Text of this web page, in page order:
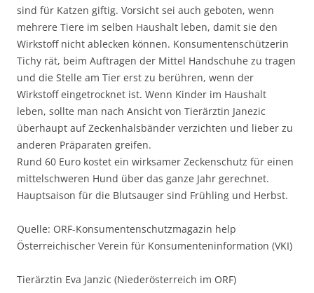
sind für Katzen giftig. Vorsicht sei auch geboten, wenn
mehrere Tiere im selben Haushalt leben, damit sie den
Wirkstoff nicht ablecken können. Konsumentenschützerin
Tichy rät, beim Auftragen der Mittel Handschuhe zu tragen
und die Stelle am Tier erst zu berühren, wenn der
Wirkstoff eingetrocknet ist. Wenn Kinder im Haushalt
leben, sollte man nach Ansicht von Tierärztin Janezic
überhaupt auf Zeckenhalsbänder verzichten und lieber zu
anderen Präparaten greifen.
Rund 60 Euro kostet ein wirksamer Zeckenschutz für einen
mittelschweren Hund über das ganze Jahr gerechnet.
Hauptsaison für die Blutsauger sind Frühling und Herbst.
Quelle: ORF-Konsumentenschutzmagazin help
Österreichischer Verein für Konsumenteninformation (VKI)
Tierärztin Eva Janzic (Niederösterreich im ORF)